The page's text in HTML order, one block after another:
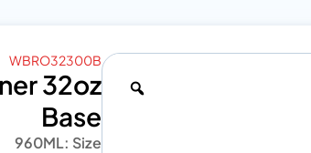
WBRO32300B
32oz
Base
Size :
960ML